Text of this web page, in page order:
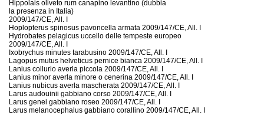
Hippolais oliveto rum canapino levantino (dubbia
la presenza in Italia)
2009/147/CE, All. I
Hoplopterus spinosus pavoncella armata 2009/147/CE, All. I
Hydrobates pelagicus uccello delle tempeste europeo
2009/147/CE, All. I
Ixobrychus minutes tarabusino 2009/147/CE, All. I
Lagopus mutus helveticus pernice bianca 2009/147/CE, All. I
Lanius collurio averla piccola 2009/147/CE, All. I
Lanius minor averla minore o cenerina 2009/147/CE, All. I
Lanius nubicus averla mascherata 2009/147/CE, All. I
Larus audouinii gabbiano corso 2009/147/CE, All. I
Larus genei gabbiano roseo 2009/147/CE, All. I
Larus melanocephalus gabbiano corallino 2009/147/CE, All. I